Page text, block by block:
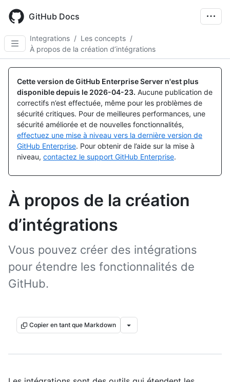
main
content
GitHub Docs
Integrations / Les concepts /
À propos de la création d’intégrations
Cette version de GitHub Enterprise Server n'est plus
disponible depuis le 2026-04-23. Aucune publication de
correctifs n’est effectuée, même pour les problèmes de
sécurité critiques. Pour de meilleures performances, une
sécurité améliorée et de nouvelles fonctionnalités,
effectuez une mise à niveau vers la dernière version de
GitHub Enterprise. Pour obtenir de l’aide sur la mise à
niveau, contactez le support GitHub Enterprise.
À propos de la création
d’intégrations
Vous pouvez créer des intégrations
pour étendre les fonctionnalités de
GitHub.
Copier en tant que Markdown